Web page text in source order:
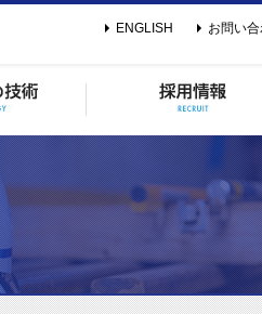
お問い
ENGLISH